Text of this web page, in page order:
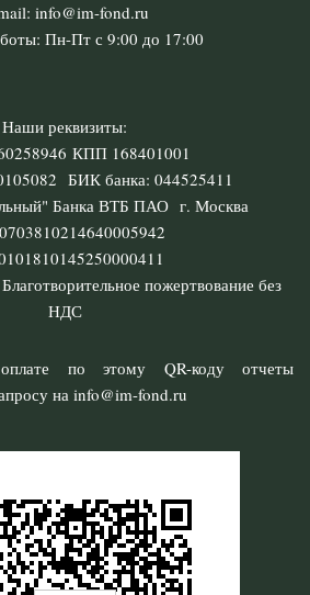
info@im-fond.ru
Пн-Пт с 9:00 до 17:00
Наши реквизиты:
КПП 168401001
БИК банка: 044525411
Банка ВТБ ПАО г. Москва
пожертвование без
НДС
по этому QR-коду отчеты
на info@im-fond.ru